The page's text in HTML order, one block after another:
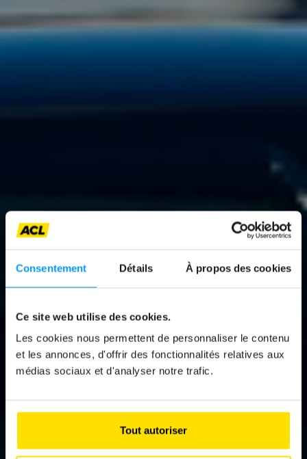
Consentement Détails À propos des cookies
Ce site web utilise des cookies.
Les cookies nous permettent de personnaliser le contenu
et les annonces, d'offrir des fonctionnalités relatives aux
médias sociaux et d'analyser notre trafic.
Tout autoriser
BYD SEAL
EXCELLENCE AWD
depuis le début de l’année, a débarqué en
toute discrétion au Luxembourg avec
l’ambition de gagner des parts de marché et
séduire.